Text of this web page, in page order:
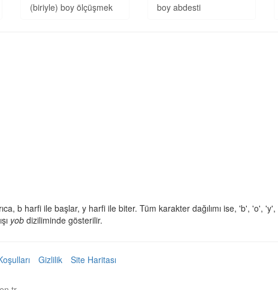
(biriyle) boy ölçüşmek boy abdesti
b harfi ile başlar, y harfi ile biter. Tüm karakter dağılımı ise, 'b', 'o',
yob diziliminde gösterilir.
Gizlilik Site Haritası